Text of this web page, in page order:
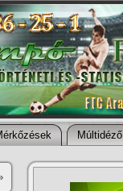
Múltidéző